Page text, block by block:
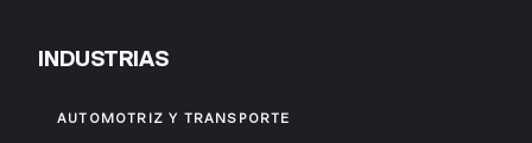
INDUSTRIAS
AUTOMOTRIZ Y TRANSPORTE